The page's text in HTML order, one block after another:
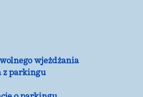
wjeżdżania
z parkingu